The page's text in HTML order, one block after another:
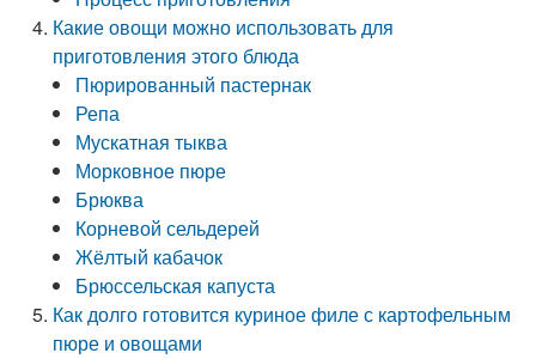
Какие овощи можно использовать для
приготовления этого блюда
Пюрированный пастернак
Репа
Мускатная тыква
Морковное пюре
Брюква
Корневой сельдерей
Жёлтый кабачок
Брюссельская капуста
Как долго готовится куриное филе с картофельным
пюре и овощами